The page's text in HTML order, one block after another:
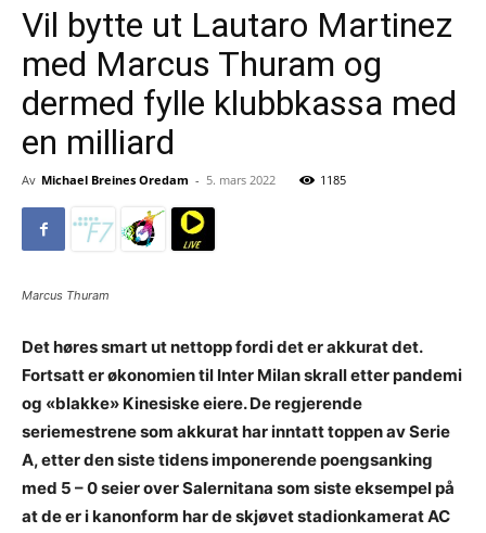
Vil bytte ut Lautaro Martinez
med Marcus Thuram og
dermed fylle klubbkassa med
en milliard
Av Michael Breines Oredam - 5. mars 2022 1185
Marcus Thuram
Det høres smart ut nettopp fordi det er akkurat det.
Fortsatt er økonomien til Inter Milan skrall etter pandemi
og «blakke» Kinesiske eiere. De regjerende
seriemestrene som akkurat har inntatt toppen av Serie
A, etter den siste tidens imponerende poengsanking
med 5 – 0 seier over Salernitana som siste eksempel på
at de er i kanonform har de skjøvet stadionkamerat AC